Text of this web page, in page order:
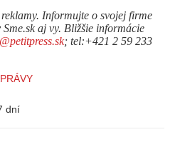
Informujte o svojej firme
aj vy. Bližšie informácie
; tel:+421 2 59 233
dní